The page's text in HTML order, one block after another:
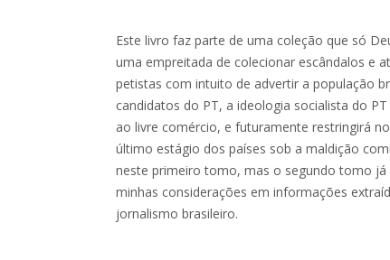
Este livro faz parte de uma coleção que só
uma empreitada de colecionar escândalos e
petistas com intuito de advertir a população
candidatos do PT, a ideologia socialista do
ao livre comércio, e futuramente restringirá
último estágio dos países sob a maldição
neste primeiro tomo, mas o segundo tomo
minhas considerações em informações
jornalismo brasileiro.